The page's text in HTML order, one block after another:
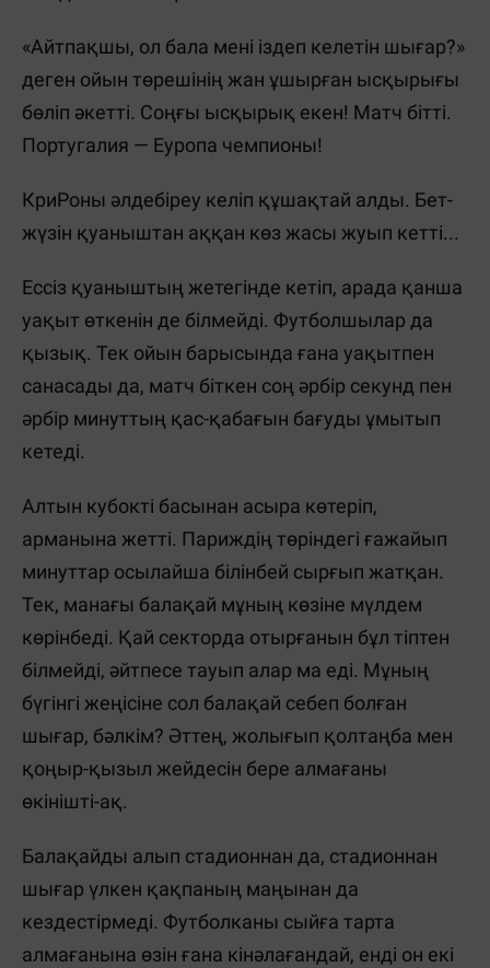
«Айтпақшы, ол бала мені іздеп келетін шығар?»
деген ойын төрешінің жан ұшырған ысқырығы
бөліп әкетті. Соңғы ысқырық екен! Матч бітті.
Португалия — Еуропа чемпионы!
КриРоны әлдебіреу келіп құшақтай алды. Бет-
жүзін қуаныштан аққан көз жасы жуып кетті...
Ессіз қуаныштың жетегінде кетіп, арада қанша
уақыт өткенін де білмейді. Футболшылар да
қызық. Тек ойын барысында ғана уақытпен
санасады да, матч біткен соң әрбір секунд пен
әрбір минуттың қас-қабағын бағуды ұмытып
кетеді.
Алтын кубокті басынан асыра көтеріп,
арманына жетті. Париждің төріндегі ғажайып
минуттар осылайша білінбей сырғып жатқан.
Тек, манағы балақай мұның көзіне мүлдем
көрінбеді. Қай секторда отырғанын бұл тіптен
білмейді, әйтпесе тауып алар ма еді. Мұның
бүгінгі жеңісіне сол балақай себеп болған
шығар, бәлкім? Әттең, жолығып қолтаңба мен
қоңыр-қызыл жейдесін бере алмағаны
өкінішті-ақ.
Балақайды алып стадионнан да, стадионнан
шығар үлкен қақпаның маңынан да
кездестірмеді. Футболканы сыйға тарта
алмағанына өзін ғана кінәлағандай, енді он екі